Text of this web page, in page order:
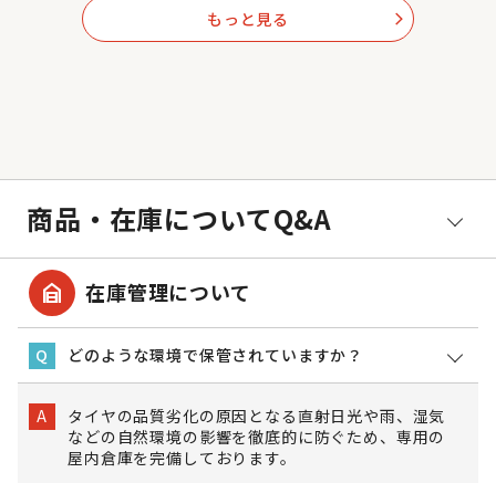
もっと見る arrow_forward_ios
商品・在庫についてQ&A
garage_home 在庫管理について
Q どのような環境で保管されていますか？
A
タイヤの品質劣化の原因となる直射日光や雨、湿気
などの自然環境の影響を徹底的に防ぐため、専用の
屋内倉庫を完備しております。